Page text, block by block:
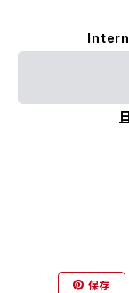
保存